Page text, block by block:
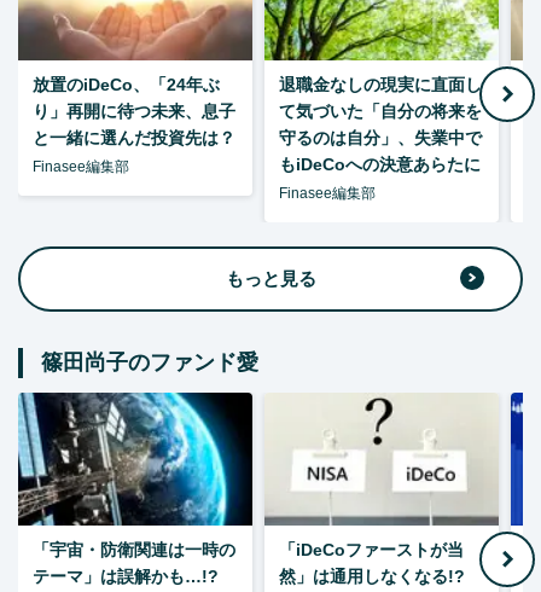
放置のiDeCo、「24年ぶ
り」再開に待つ未来、息子
と一緒に選んだ投資先は？
Finasee編集部
退職金なしの現実に直面し
て気づいた「自分の将来を
守るのは自分」、失業中で
もiDeCoへの決意あらたに
Finasee編集部
もっと見る
篠田尚子のファンド愛
「宇宙・防衛関連は一時の
テーマ」は誤解かも…!?
「iDeCoファーストが当
然」は通用しなくなる!?